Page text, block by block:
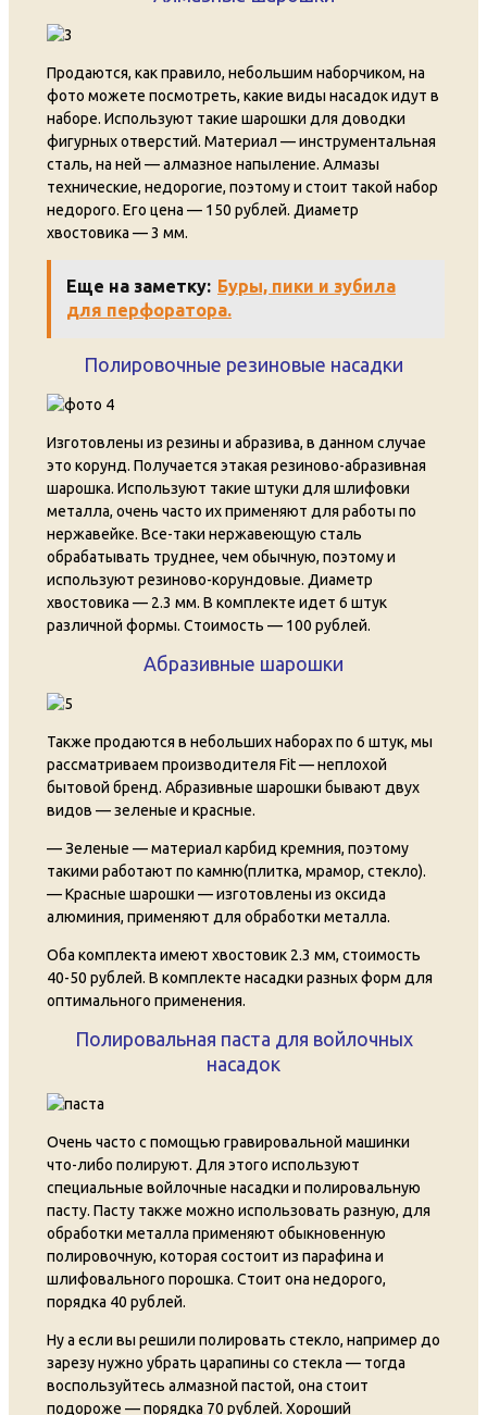
Продаются, как правило, небольшим наборчиком, на
фото можете посмотреть, какие виды насадок идут в
наборе. Используют такие шарошки для доводки
фигурных отверстий. Материал — инструментальная
сталь, на ней — алмазное напыление. Алмазы
технические, недорогие, поэтому и стоит такой набор
недорого. Его цена — 150 рублей. Диаметр
хвостовика — 3 мм.
Еще на заметку: Буры, пики и зубила
для перфоратора.
Полировочные резиновые насадки
Изготовлены из резины и абразива, в данном случае
это корунд. Получается этакая резиново-абразивная
шарошка. Используют такие штуки для шлифовки
металла, очень часто их применяют для работы по
нержавейке. Все-таки нержавеющую сталь
обрабатывать труднее, чем обычную, поэтому и
используют резиново-корундовые. Диаметр
хвостовика — 2.3 мм. В комплекте идет 6 штук
различной формы. Стоимость — 100 рублей.
Абразивные шарошки
Также продаются в небольших наборах по 6 штук, мы
рассматриваем производителя Fit — неплохой
бытовой бренд. Абразивные шарошки бывают двух
видов — зеленые и красные.
— Зеленые — материал карбид кремния, поэтому
такими работают по камню(плитка, мрамор, стекло).
— Красные шарошки — изготовлены из оксида
алюминия, применяют для обработки металла.
Оба комплекта имеют хвостовик 2.3 мм, стоимость
40-50 рублей. В комплекте насадки разных форм для
оптимального применения.
Полировальная паста для войлочных
насадок
Очень часто с помощью гравировальной машинки
что-либо полируют. Для этого используют
специальные войлочные насадки и полировальную
пасту. Пасту также можно использовать разную, для
обработки металла применяют обыкновенную
полировочную, которая состоит из парафина и
шлифовального порошка. Стоит она недорого,
порядка 40 рублей.
Ну а если вы решили полировать стекло, например до
зарезу нужно убрать царапины со стекла — тогда
воспользуйтесь алмазной пастой, она стоит
подороже — порядка 70 рублей. Хороший